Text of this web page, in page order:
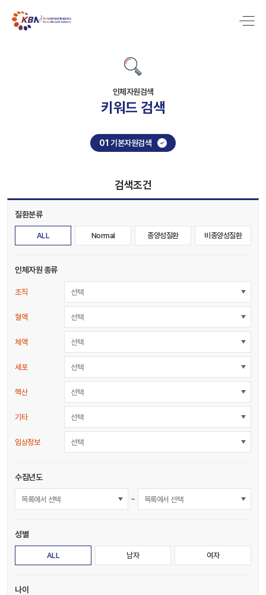
인체자원검색
키워드 검색
01 기본자원검색
검색조건
질환분류
ALL Normal 종양성질환 비종양성질환
인체자원 종류
조직 선택
혈액 선택
체액 선택
세포 선택
핵산 선택
기타 선택
임상정보 선택
수집년도
~
성별
ALL 남자 여자
나이